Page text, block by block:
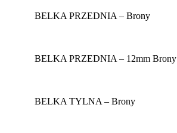
BELKA PRZEDNIA – Brony
BELKA PRZEDNIA – 12mm Brony
BELKA TYLNA – Brony